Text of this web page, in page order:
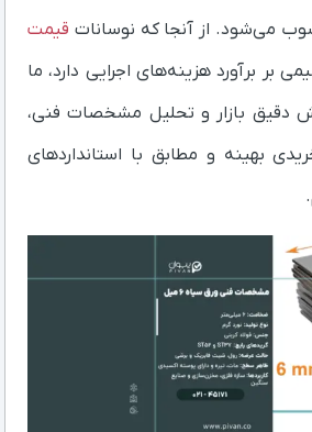
می‌شود. از آنجا که نوسانات قیمت
بر برآورد هزینه‌های اجرایی دارد، ما
دقیق بازار و تحلیل مشخصات فنی،
بهینه و مطابق با استانداردهای